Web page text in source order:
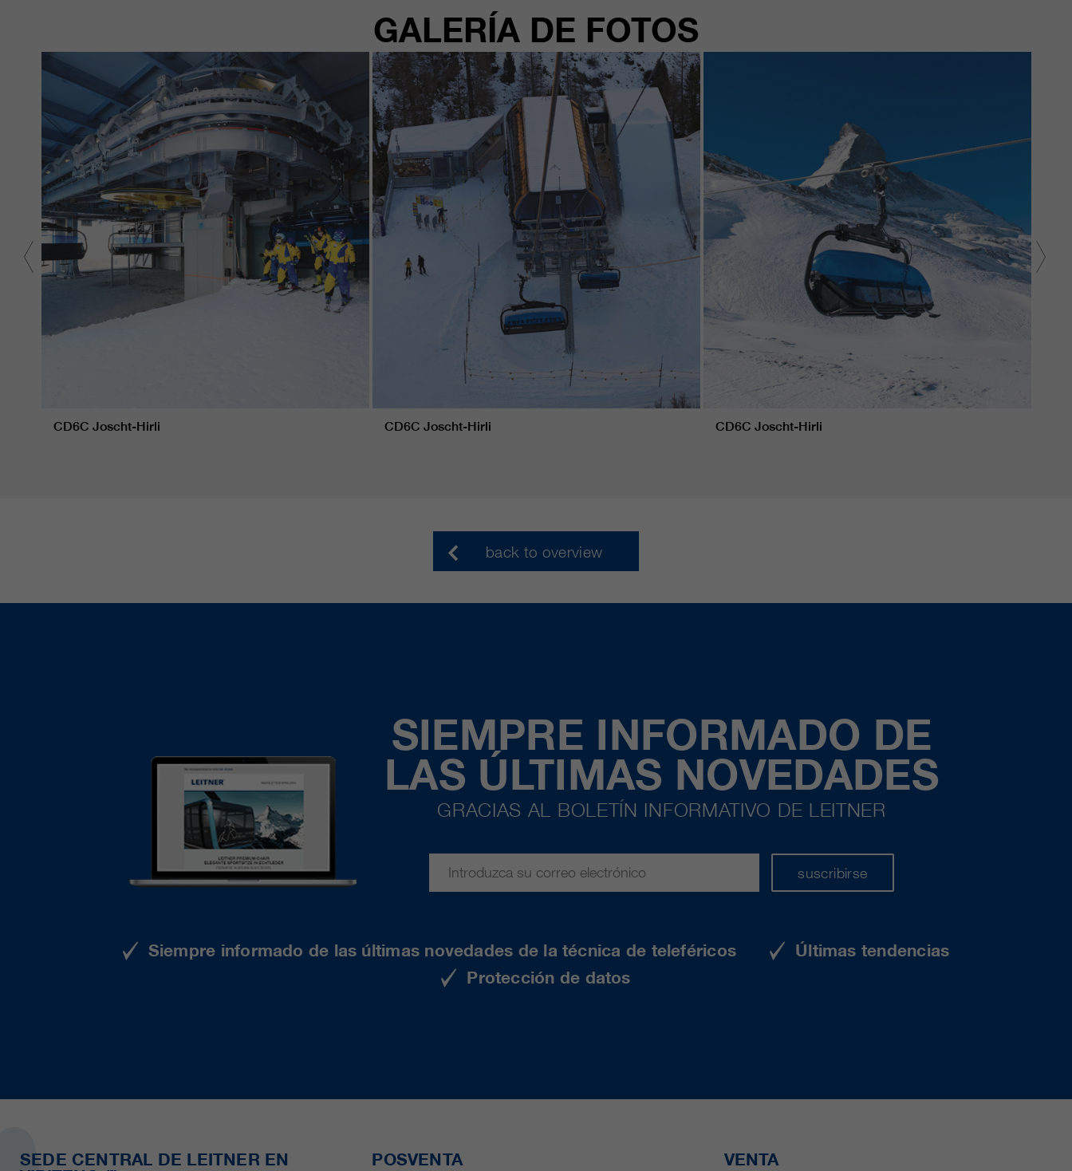
GALERÍA DE FOTOS
CD6C Joscht-Hirli CD6C Joscht-Hirli CD6C Joscht-Hirli
back to overview
SIEMPRE INFORMADO DE
LAS ÚLTIMAS NOVEDADES
GRACIAS AL BOLETÍN INFORMATIVO DE LEITNER
suscribirse
Siempre informado de las últimas novedades de la técnica de teleféricos
Últimas tendencias
Protección de datos
SEDE CENTRAL DE LEITNER EN
POSVENTA VENTA